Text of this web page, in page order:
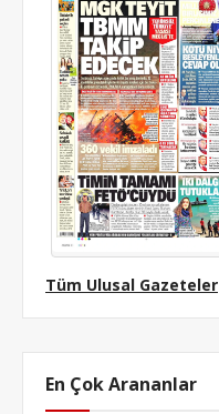
Tüm Ulusal Gazeteler
En Çok Arananlar